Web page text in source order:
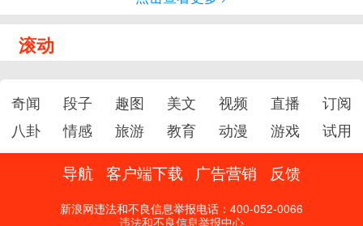
滚动
奇闻 段子 趣图 美文 视频 直播
订阅
八卦
情感 旅游 教育 动漫 游戏 试用
导航 客户端下载 广告营销 反馈
新浪网违法和不良信息举报电话：400-052-0066
违法和不良信息举报中心